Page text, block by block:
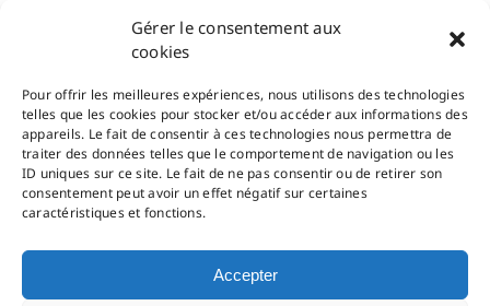
Gérer le consentement aux
cookies
Pour offrir les meilleures expériences, nous utilisons des technologies
telles que les cookies pour stocker et/ou accéder aux informations des
appareils. Le fait de consentir à ces technologies nous permettra de
traiter des données telles que le comportement de navigation ou les
ID uniques sur ce site. Le fait de ne pas consentir ou de retirer son
consentement peut avoir un effet négatif sur certaines
caractéristiques et fonctions.
Accepter
Contact
Conditions Générales de Vente
Mentions légales
Politique de confidentialité